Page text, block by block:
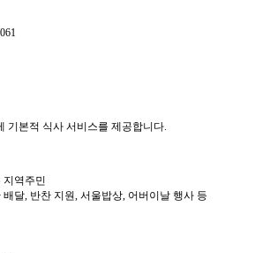
기본적 식사 서비스를 제공합니다.
지역주민
달, 반찬 지원, 서울밥상, 어버이날 행사 등